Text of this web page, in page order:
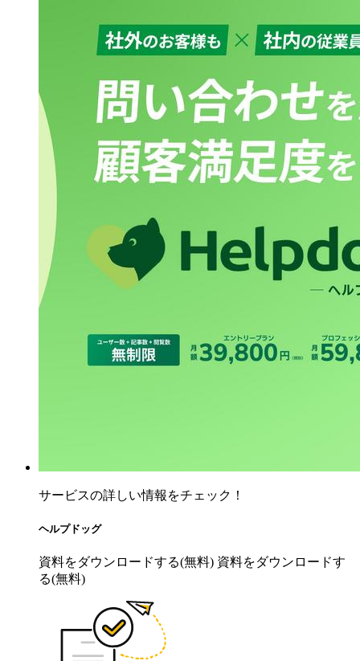
サービスの詳しい情報をチェック！
ヘルプドッグ
資料をダウンロードする(無料) 資料をダウンロードす
る(無料)